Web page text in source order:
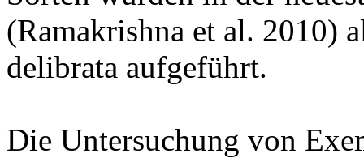
(Ramakrishna et al. 2010)
delibrata aufgeführt.
Die Untersuchung von